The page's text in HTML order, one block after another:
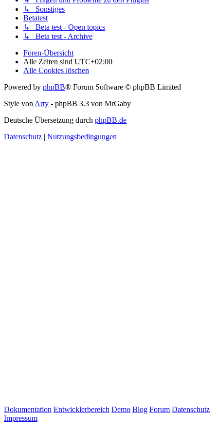
↳ Sonstiges
Betatest
↳ Beta test - Open topics
↳ Beta test - Archive
Foren-Übersicht
Alle Zeiten sind UTC+02:00
Alle Cookies löschen
Powered by phpBB® Forum Software © phpBB Limited
Style vonArty - phpBB 3.3 von MrGaby
Deutsche Übersetzung durch phpBB.de
Datenschutz | Nutzungsbedingungen
Dokumentation Entwicklerbereich Demo Blog Forum Datenschutz
Impressum